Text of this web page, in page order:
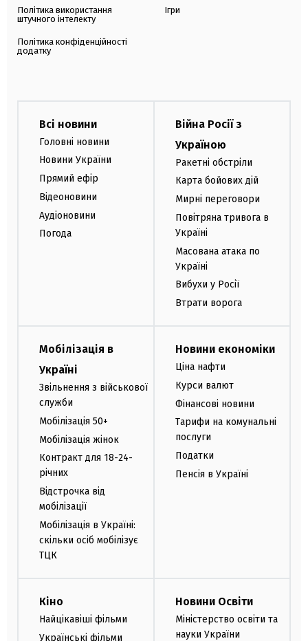
Політика використання
штучного інтелекту
Політика конфіденційності
додатку
Ігри
Всі новини
Головні новини
Новини України
Прямий ефір
Відеоновини
Аудіоновини
Погода
Війна Росії з
Україною
Ракетні обстріли
Карта бойових дій
Мирні переговори
Повітряна тривога в
Україні
Масована атака по
Україні
Вибухи у Росії
Втрати ворога
Мобілізація в
Україні
Звільнення з військової
служби
Мобілізація 50+
Мобілізація жінок
Контракт для 18-24-
річних
Відстрочка від
мобілізації
Мобілізація в Україні:
скільки осіб мобілізує
ТЦК
Новини економіки
Ціна нафти
Курси валют
Фінансові новини
Тарифи на комунальні
послуги
Податки
Пенсія в Україні
Кіно
Найцікавіші фільми
Українські фільми
Новини Освіти
Міністерство освіти та
науки України